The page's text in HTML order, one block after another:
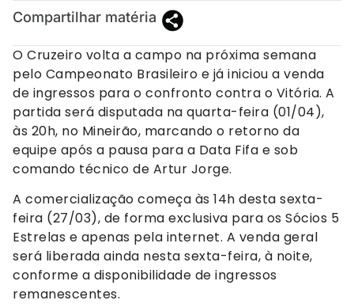
Compartilhar matéria
O Cruzeiro volta a campo na próxima semana
pelo Campeonato Brasileiro e já iniciou a venda
de ingressos para o confronto contra o Vitória. A
partida será disputada na quarta-feira (01/04),
às 20h, no Mineirão, marcando o retorno da
equipe após a pausa para a Data Fifa e sob
comando técnico de Artur Jorge.
A comercialização começa às 14h desta sexta-
feira (27/03), de forma exclusiva para os Sócios 5
Estrelas e apenas pela internet. A venda geral
será liberada ainda nesta sexta-feira, à noite,
conforme a disponibilidade de ingressos
remanescentes.